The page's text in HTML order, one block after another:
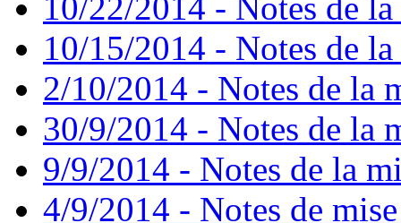
10/15/2014 - Notes de
2/10/2014 - Notes de la
30/9/2014 - Notes de la
9/9/2014 - Notes de la
4/9/2014 - Notes de